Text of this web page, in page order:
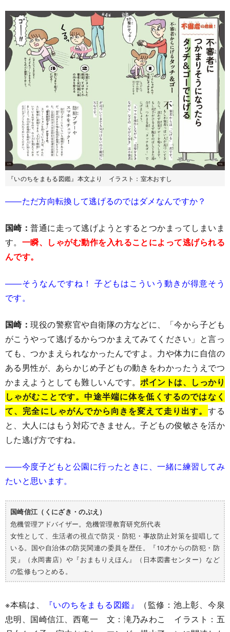
『いのちをまもる図鑑』本文より イラスト：室木おすし
――ただ方向転換して逃げるのではダメなんですか？
国崎：普通に走って逃げようとするとつかまってしまいま
す。 一瞬、しゃがむ動作を入れることによって逃げられる
んです。
――そうなんですね！ 子どもはこういう動きが得意そう
です。
国崎：現役の警察官や自衛隊の方などに、「今から子ども
がこうやって逃げるからつかまえてみてください」と言っ
ても、つかまえられなかったんですよ。力や体力に自信の
ある男性が、あらかじめ子どもの動きをわかったうえでつ
かまえようとしても難しいんです。ポイントは、しっかり
しゃがむことです。中途半端に体を低くするのではなく
て、完全にしゃがんでから向きを変えて走り出す。 する
と、大人にはもう対応できません。子どもの俊敏さを活か
した逃げ方ですね。
――今度子どもと公園に行ったときに、一緒に練習してみ
たいと思います。
国崎信江（くにざき・のぶえ）
危機管理アドバイザー。危機管理教育研究所代表
女性として、生活者の視点で防災・防犯・事故防止対策を提唱して
いる。国や自治体の防災関連の委員を歴任。『10才からの防犯・防
災』（永岡書店）や『おまもりえほん』（日本図書センター）など
の監修もつとめる。
※本稿は、 『いのちをまもる図鑑』
（監修：池上彰、今泉
忠明、国崎信江、西竜一 文：滝乃みわこ イラスト：五